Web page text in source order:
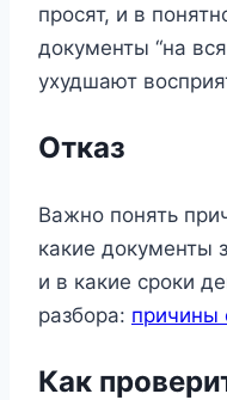
просят, и в
документы “на
ухудшают
Отказ
Важно понять
какие документы
и в какие сроки
разбора: причины
Как